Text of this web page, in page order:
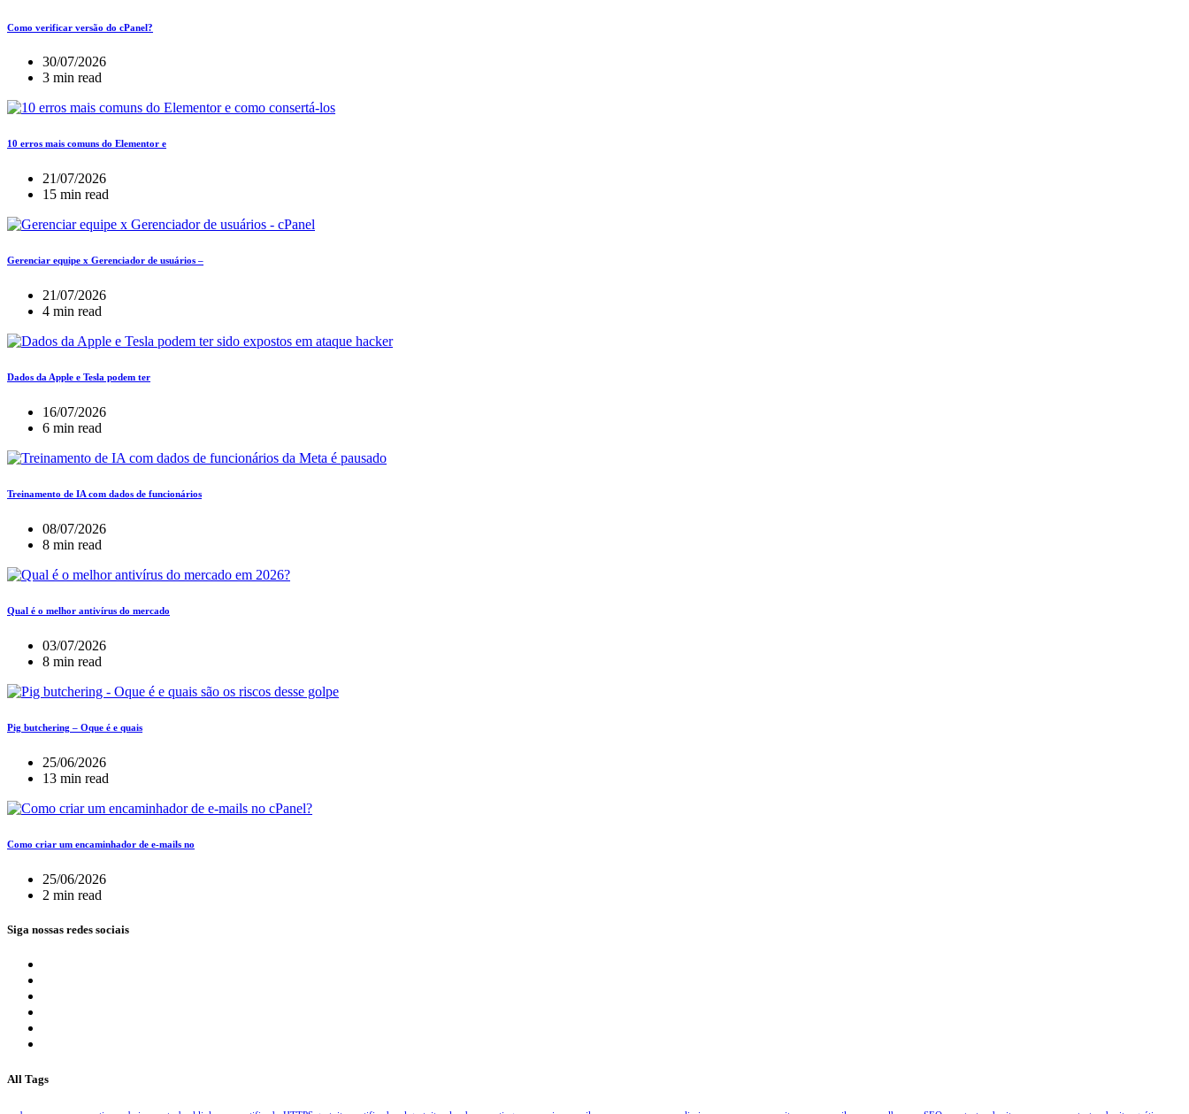
Como verificar versão do cPanel?
30/07/2026
3 min read
10 erros mais comuns do Elementor e
21/07/2026
15 min read
Gerenciar equipe x Gerenciador de usuários –
21/07/2026
4 min read
Dados da Apple e Tesla podem ter
16/07/2026
6 min read
Treinamento de IA com dados de funcionários
08/07/2026
8 min read
Qual é o melhor antivírus do mercado
03/07/2026
8 min read
Pig butchering – Oque é e quais
25/06/2026
13 min read
Como criar um encaminhador de e-mails no
25/06/2026
2 min read
Siga nossas redes sociais
All Tags